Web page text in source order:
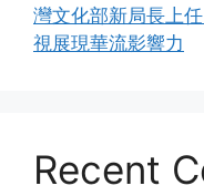
灣文化部新局長上
視展現華流影響力
Recent